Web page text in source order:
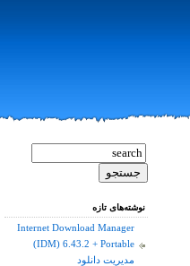
نوشته‌های تازه
Internet Download Manager
(IDM) 6.43.2 + Portable
مدیریت دانلود